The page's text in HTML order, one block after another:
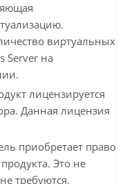
виртуальных
Server на
лицензируется
Данная лицензия
приобретает право
Это не
требуются.